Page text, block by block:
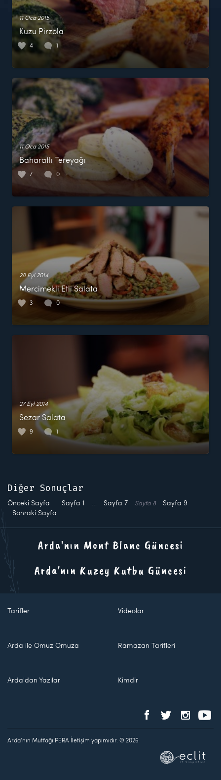
11 Oca 2015
Kuzu Pirzola
4 1
11 Oca 2015
Baharatlı Tereyağı
7 0
28 Eyl 2014
Mercimekli Etli Salata
3 0
27 Eyl 2014
Sezar Salata
9 1
Diğer Sonuçlar
Önceki Sayfa Sayfa 1 … Sayfa 7 Sayfa 8 Sayfa 9
Sonraki Sayfa
Arda'nın Mont Blanc Güncesi
Arda'nın Kuzey Kutbu Güncesi
Tarifler Videolar
Arda ile Omuz Omuza Ramazan Tarifleri
Arda'dan Yazılar Kimdir
Arda'nın Mutfağı PERA İletişim yapımıdır. © 2026